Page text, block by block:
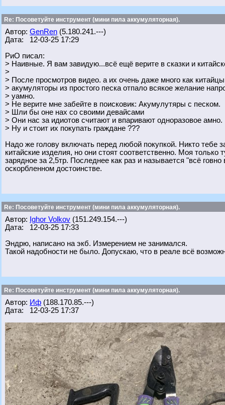
Re: Посоветуйте инструмент (мини пила аккумуляторная).
Автор: GenRen (5.180.241.---)
Дата: 12-03-25 17:29
РиО писал:
> Наивные. Я вам завидую...всё ещё верите в сказки и
>
> После просмотров видео. а их очень даже много как
> акумуляторы из простого песка отпало всякое желание
> уамно.
> Не верите мне забейте в поисковик: Акумулутяры с песком.
> Шли бы оне нах со своими девайсами
> Они нас за идиотов считают и впаривают одноразовое амно.
> Ну и стоит их покупать граждане ???
Надо же голову включать перед любой покупкой. Никто тебе
китайские изделия, но они стоят соответственно. Моя
зарядное за 2,5тр. Последнее как раз и называется "всё
оскорбленном достоинстве.
Re: Посоветуйте инструмент (мини пила аккумуляторная).
Автор: Ighor Volkov (151.249.154.---)
Дата: 12-03-25 17:33
Эндрю, написано на экб. Измерением не занимался.
Такой надобности не было. Допускаю, что в реале всё
Re: Посоветуйте инструмент (мини пила аккумуляторная).
Автор: Иф (188.170.85.---)
Дата: 12-03-25 17:37